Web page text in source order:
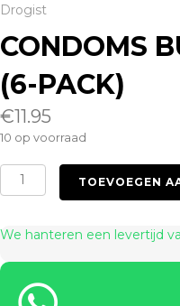
Drogist
CONDOMS
(6-PACK)
€11.95
10 op voorraad
Condoms
Bubblegum
(6-
Pack)
aantal
TOEVOEGEN
We hanteren een levertijd